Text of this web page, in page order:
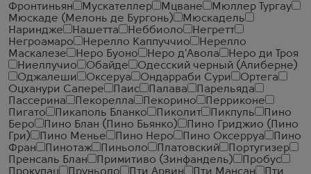
Фронтиньян
Мускателлер Мцване
Мюллер Тургау
Мюскаде (Мелонь де Бургонь)
Мюскадель
Нариндже
Нашетта Неббиоло
Негретт
Негроамаро
Нерелло Каппуччио
Нерелло
Маскалезе
Неро Буоно Неро д'Авола
Неро ди Троя
Ниеллучио
Обайде
Одесский черный (Алиберне)
Оджалеши
Оксеруа Ондарраби Сури
Ортега
Оцханури Сапере
Паис Палава
Парельяда
Пассерина
Пекорелла Пекорино
Перриконе
Пигато
Пикаполь Бланко Пиколит Пикпуль
Пино
Беро
Пино Блан (Пино Бьянко)
Пино Гриджио (Пино
Гри)
Пино Менье Пино Неро Пино Оксерруа
Пино
Фран
Пинотаж Пиньоло Платовский
Португизер
Пренсаль Блан
Примитиво (Зинфандель)
Пробус